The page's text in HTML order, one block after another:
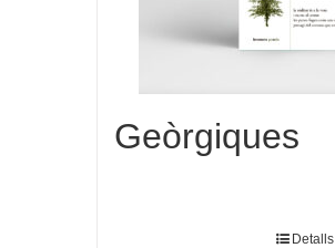
Geòrgiques
Detalls